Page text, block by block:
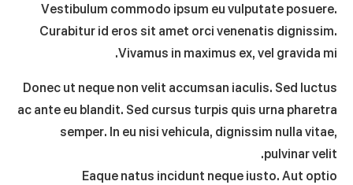
Vestibulum commodo ipsum eu vulputate posuere.
Curabitur id eros sit amet orci venenatis dignissim.
Vivamus in maximus ex, vel gravida mi.
Donec ut neque non velit accumsan iaculis. Sed luctus
ac ante eu blandit. Sed cursus turpis quis urna pharetra
semper. In eu nisi vehicula, dignissim nulla vitae,
pulvinar velit.
Eaque natus incidunt neque iusto. Aut optio